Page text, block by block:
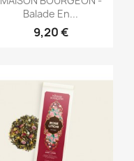
Balade En...
9,20 €